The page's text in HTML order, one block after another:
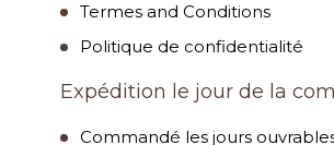
Termes and Conditions
Politique de confidentialité
Expédition le jour de la
Commandé les jours